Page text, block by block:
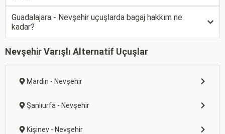
Guadalajara - Nevşehir uçuşlarda bagaj hakkım ne
kadar?
Nevşehir Varışlı Alternatif Uçuşlar
Mardin - Nevşehir
Şanlıurfa - Nevşehir
Kişinev - Nevşehir